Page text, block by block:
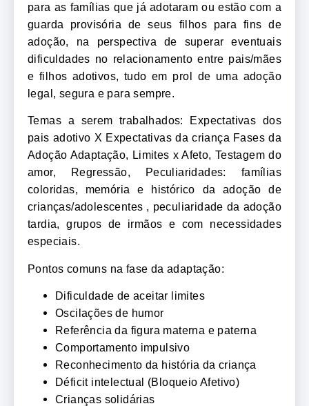
para as famílias que já adotaram ou estão com a
guarda provisória de seus filhos para fins de
adoção, na perspectiva de superar eventuais
dificuldades no relacionamento entre pais/mães
e filhos adotivos, tudo em prol de uma adoção
legal, segura e para sempre.
Temas a serem trabalhados: Expectativas dos
pais adotivo X Expectativas da criança Fases da
Adoção Adaptação, Limites x Afeto, Testagem do
amor, Regressão, Peculiaridades: famílias
coloridas, memória e histórico da adoção de
crianças/adolescentes , peculiaridade da adoção
tardia, grupos de irmãos e com necessidades
especiais.
Pontos comuns na fase da adaptação:
Dificuldade de aceitar limites
Oscilações de humor
Referência da figura materna e paterna
Comportamento impulsivo
Reconhecimento da história da criança
Déficit intelectual (Bloqueio Afetivo)
Crianças solidárias